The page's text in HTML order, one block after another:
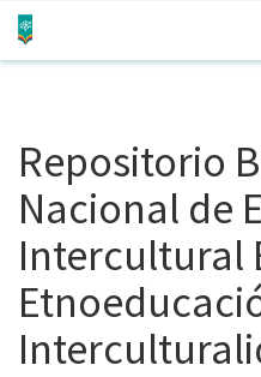
Repositorio
Nacional de
Intercultural